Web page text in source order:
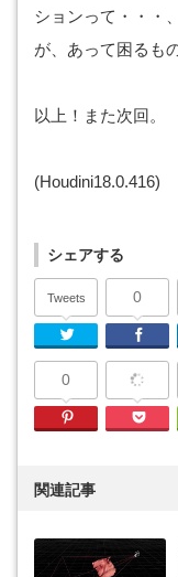
ションって・・・
が、あって困るも
以上！また次回。
(Houdini18.0.416)
シェアする
Tweets
Twitter
0
0
関連記事